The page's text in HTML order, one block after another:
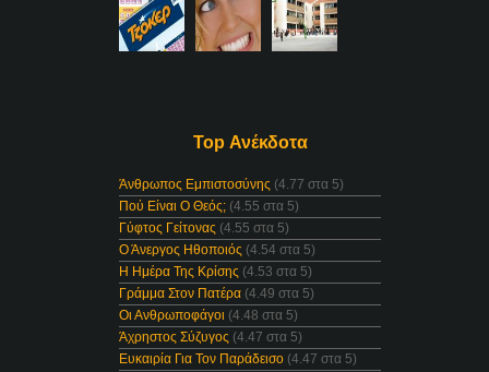
Top Ανέκδοτα
Άνθρωπος Εμπιστοσύνης (4.77 στα 5)
Πού Είναι Ο Θεός; (4.55 στα 5)
Γύφτος Γείτονας (4.55 στα 5)
Ο Άνεργος Ηθοποιός (4.54 στα 5)
Η Ημέρα Της Κρίσης (4.53 στα 5)
Γράμμα Στον Πατέρα (4.49 στα 5)
Οι Ανθρωποφάγοι (4.48 στα 5)
Άχρηστος Σύζυγος (4.47 στα 5)
Ευκαιρία Για Τον Παράδεισο (4.47 στα 5)